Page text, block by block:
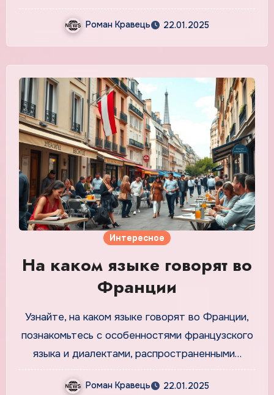
Роман Кравець 22.01.2025
Интересное
На каком языке говорят во
Франции
Узнайте, на каком языке говорят во Франции,
познакомьтесь с особенностями французского
языка и диалектами, распространенными…
Роман Кравець 22.01.2025